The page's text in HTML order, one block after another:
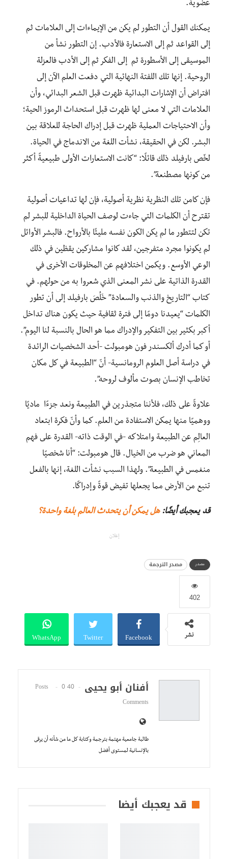
عضوية.
يمكنك القول أن التطور لم يكن من الإيماءات إلى العلامات ثم
إلى القواعد ثم إلى الاستعارة فالأدب. إن التطور نشأ من
الموسيقى إلى الأسطورة ثم إلى الفكر ثم إلى الأدب فالعزلة
الروحية. إنها تلك اللفتة النهائية التي دفعت العلم الآن إلى
افتراض أن الإشارات البدائية ظهرت قبل الشعر البدائي، وأن
العلامات التي لا معنى لها ظهرت قبل استحداث الرموز الحية؛
وأن الاحتياجات العملية ظهرت قبل إدراك الحاجة للعلاقة بين
البشر. لكن في الحقيقة، نشأت اللغة من الاندماج في الحياة.
لخّص بارفيلد ذلك قائلًا: “كانت الاستعارات الأولى طبيعيةً أكثر
من كونها مصطنعة”.
فإن كامن تلك النظرية نظرية أصولية، فإن لها تداعيات أصولية
تقترح أن الكلمات التي جاءت لوصف الحياة الداخلية للبشر لم
تكن لتتطور ما لم يكن الكون نفسه مليئًا بالأرواح. فالبشر الأوائل
لم يكونوا مجرد متفرجين، لقد كانوا مشاركين يقظين في ذلك
الوعي الأوسع. ويكمن اختلافهم عن المخلوقات الأخرى في
القدرة الذاتية على نشر المعنى الذي شعروا به من حولهم. في
كتاب “التاريخ والذنب والسعادة” خَلُصَ بارفيلد إلى أن تطور
الكلمات “يعيدنا دومًا إلى فترة ثقافية حيث يكون هناك تداخل
أكبر بكثير بين التفكير والإدراك مما هو الحال بالنسبة لنا اليوم”.
أو كما أدرك ألكسندر فون هومبولت -أحد الشخصيات الرائدة
في دراسة أصل العلوم الرومانسية- أنّ “الطبيعة في كل مكان
تخاطب الإنسان بصوت مألوف لروحه”.
علاوةً على ذلك، فلأننا متجذرين في الطبيعة ونعد جزءًا ماديًا
ووهميًا منها يمكن الاستفادة من العلم. كما وأنّ فكرة ابتعاد
العالِم عن الطبيعة وامتلاكه -في الوقت ذاته- القدرة على فهم
المعاني هو ضرب من الخيال. قال هومبولت: “أنا شخصيًا
منغمس في الطبيعة”. ولهذا السبب نشأت اللغة، إنها بالفعل
تنبع من الأرض مما يجعلها تفيض قوةً وإدراكًا.
قد يعجبك أيضًا:هل يمكن أن يتحدث العالم بلغة واحدة؟
إعلان
مصدر مصدر الترجمة
402
نشر Facebook
Twitter
WhatsApp
أفنان أبو يحيى 40 Posts
0
Comments
طالبة جامعية مهتمة بترجمة وكتابة كل ما من شأنه أن يرقى
بالإنسانية لمستوى أفضل
قد يعجبك أيضا